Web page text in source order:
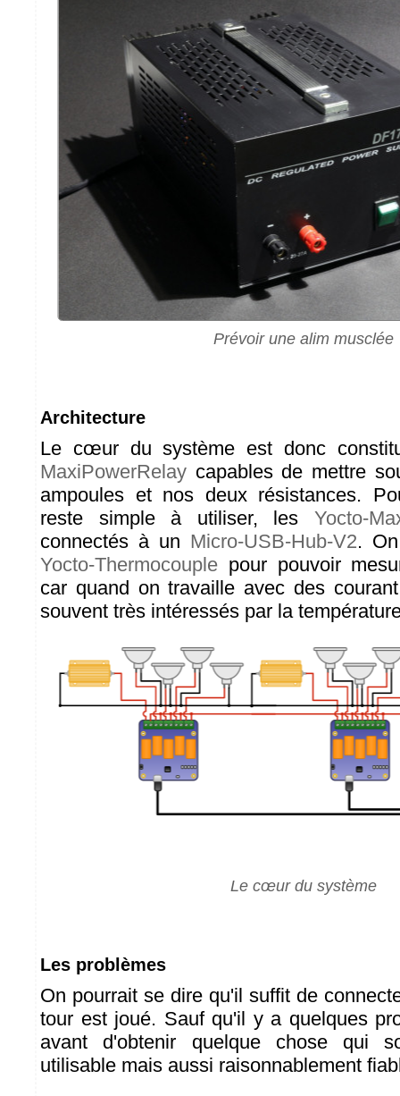
Prévoir une alim musclée
Architecture
Le cœur du système est donc
MaxiPowerRelay capables de mettre
ampoules et nos deux résistances.
reste simple à utiliser, les Yocto-
connectés à un Micro-USB-Hub-V2.
Yocto-Thermocouple pour pouvoir
car quand on travaille avec des
souvent très intéressés par la
Le cœur du système
Les problèmes
On pourrait se dire qu'il suffit de
tour est joué. Sauf qu'il y a quelques
avant d'obtenir quelque chose qui
utilisable mais aussi raisonnablement